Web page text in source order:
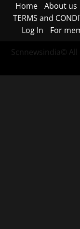
Home About us
TERMS and
Log In
For
Scnnewsindia©